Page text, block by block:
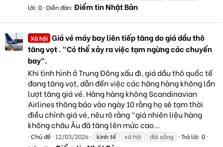
lời: 0 Diễn đàn: Điểm tin Nhật Bản
Xã hội Giá vé máy bay liên tiếp tăng do giá dầu thô
tăng vọt . "Có thể xảy ra việc tạm ngừng các chuyến
bay".
Khi tình hình ở Trung Đông xấu đi, giá dầu thô quốc tế
đang tăng vọt, dẫn đến việc các hãng hàng không lần
lượt tăng giá vé. Hãng hàng không Scandinavian
Airlines thông báo vào ngày 10 rằng họ sẽ tạm thời
điều chỉnh giá vé, nêu rõ rằng "giá nhiên liệu hàng
không châu Âu đã tăng lên mức cao...
Chủ đề 12/03/2026 kinhtế xã hội đời sống
Trả lời: 0